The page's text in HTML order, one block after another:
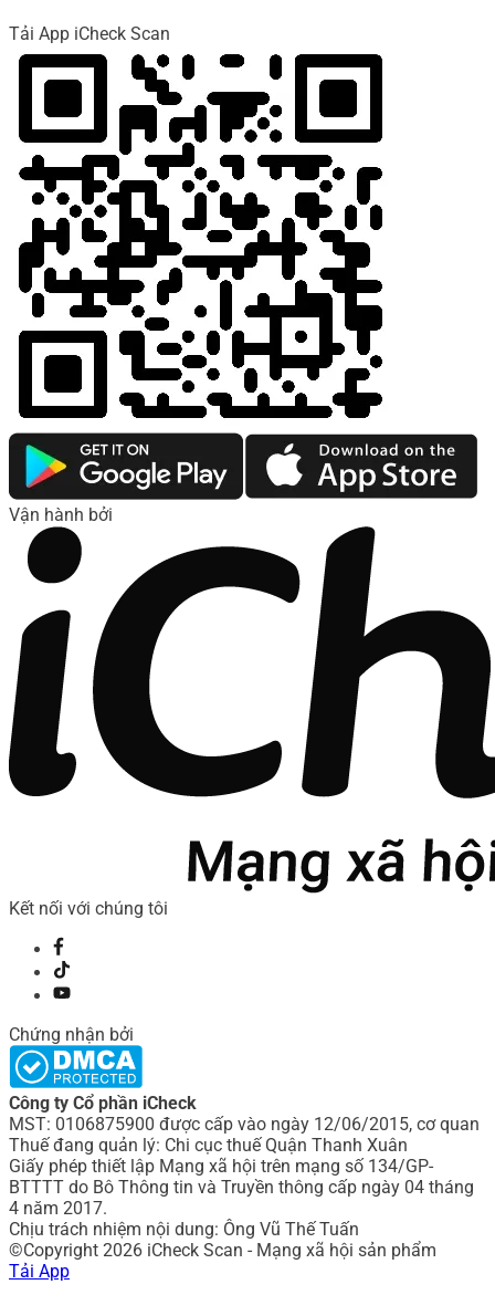
Tải App iCheck Scan
Vận hành bởi
Kết nối với chúng tôi
Chứng nhận bởi
Công ty Cổ phần iCheck
MST: 0106875900 được cấp vào ngày 12/06/2015, cơ quan
Thuế đang quản lý: Chi cục thuế Quận Thanh Xuân
Giấy phép thiết lập Mạng xã hội trên mạng số 134/GP-
BTTTT do Bô Thông tin và Truyền thông cấp ngày 04 tháng
4 năm 2017.
Chịu trách nhiệm nội dung: Ông Vũ Thế Tuấn
©Copyright 2026 iCheck Scan - Mạng xã hội sản phẩm
Tải App